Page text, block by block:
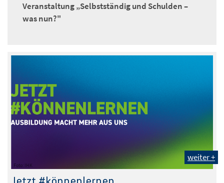
Veranstaltung „Selbstständig und Schulden –
was nun?"
Foto: IHK
weiter +